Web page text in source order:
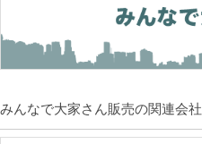
みんなで大家さん販売の関連会社